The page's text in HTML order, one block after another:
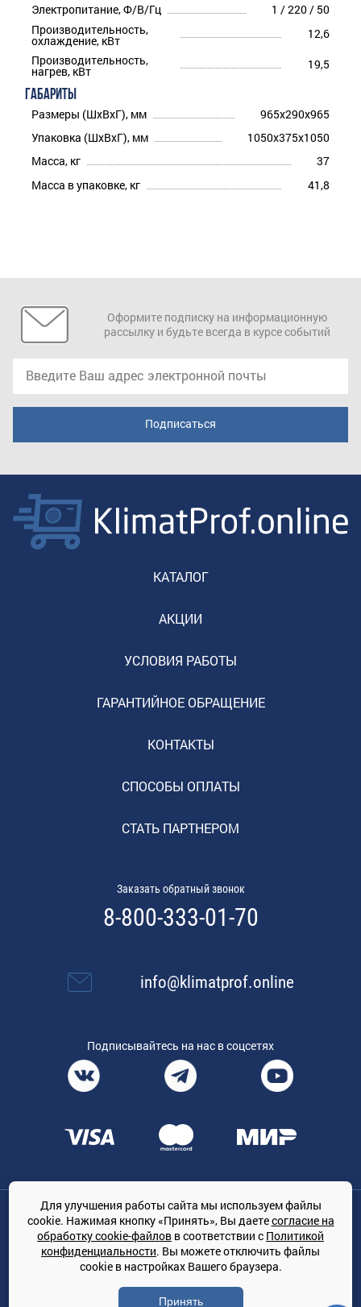
Электропитание, Ф/В/Гц
1 / 220 / 50
Производительность,
охлаждение, кВт
12,6
Производительность,
нагрев, кВт 19,5
ГАБАРИТЫ
Размеры (ШхВхГ), мм
965x290x965
Упаковка (ШхВхГ), мм
1050x375x1050
Масса, кг
37
Масса в упаковке, кг
41,8
Оформите подписку на информационную
рассылку и будьте всегда в курсе событий
КАТАЛОГ
АКЦИИ
УСЛОВИЯ РАБОТЫ
ГАРАНТИЙНОЕ ОБРАЩЕНИЕ
КОНТАКТЫ
СПОСОБЫ ОПЛАТЫ
СТАТЬ ПАРТНЕРОМ
Заказать обратный звонок
8-800-333-01-70
info@klimatprof.online
Подписывайтесь на нас в соцсетях
Общество с ограниченной ответственностью «ТРЕЙДКОН», ОГРН:
1167847364079, 197022, г. Санкт-Петербург, проспект Медиков, 7
КЛИМАТПРОФ.ONLINE - оптовая продажа кондиционеров и
климатической техники на территории РФ
© Сайт принадлежит ООО «ТРЕЙДКОН»
Для улучшения работы сайта мы используем файлы
cookie. Нажимая кнопку «Принять», Вы даетесогласие на
обработку cookie-файлов в соответствии с Политикой
конфиденциальности. Вы можете отключить файлы
cookie в настройках Вашего браузера.
Принять